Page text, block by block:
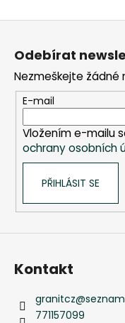
Z
Odebírat
Nezmeškejte žádné
E-mail
Vložením e-mailu
ochrany osobních
PŘIHLÁSIT SE
Kontakt
granitcz@
771157099